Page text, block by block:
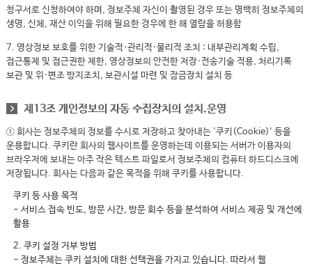
청구서로 신청하여야 하며, 정보주체 자신이 촬영된 경우 또는 명백히 정보주체의
생명, 신체, 재산 이익을 위해 필요한 경우에 한 해 열람을 허용함
7. 영상정보 보호를 위한 기술적·관리적·물리적 조치 : 내부관리계획 수립,
접근통제 및 접근권한 제한, 영상정보의 안전한 저장·전송기술 적용, 처리기록
보관 및 위·변조 방지조치, 보관시설 마련 및 잠금장치 설치 등
제13조 개인정보의 자동 수집장치의 설치.운영
① 회사는 정보주체의 정보를 수시로 저장하고 찾아내는 '쿠키(Cookie)' 등을
운용합니다. 쿠키란 회사의 웹사이트를 운영하는데 이용되는 서버가 이용자의
브라우저에 보내는 아주 작은 텍스트 파일로서 정보주체의 컴퓨터 하드디스크에
저장됩니다. 회사는 다음과 같은 목적을 위해 쿠키를 사용합니다.
쿠키 등 사용 목적
- 서비스 접속 빈도, 방문 시간, 방문 회수 등을 분석하여 서비스 제공 및 개선에
활용
2. 쿠키 설정 거부 방법
- 정보주체는 쿠키 설치에 대한 선택권을 가지고 있습니다. 따라서 웹